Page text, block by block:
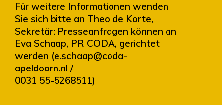
Für weitere Informationen wenden
Sie sich bitte an Theo de Korte,
Sekretär: Presseanfragen können an
Eva Schaap, PR CODA, gerichtet
werden (e.schaap@coda-
apeldoorn.nl /
0031 55-5268511)